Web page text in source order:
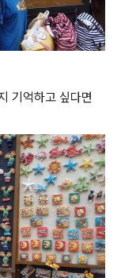
기억하고 싶다면